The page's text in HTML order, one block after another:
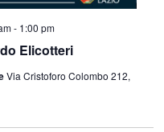
Elicotteri
- 1:00 pm
Via Cristoforo Colombo 212,